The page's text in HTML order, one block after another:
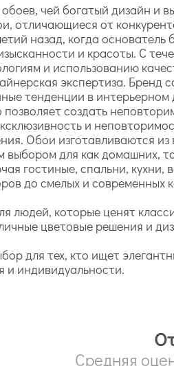
чей богатый дизайн и
отличающиеся от
назад, когда
и красоты. С
и использованию
экспертиза.
тенденции в
создать
и
Обои изготавливаются
выбором для как домашних,
гостиные, спальни,
до смелых и
людей, которые ценят
цветовые решения и
для тех, кто ищет
и индивидуальности.
Средняя